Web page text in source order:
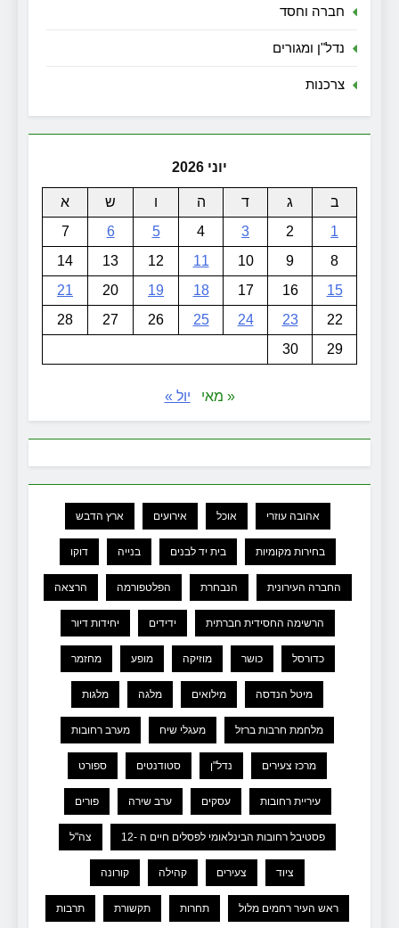
חברה וחסד
נדל"ן ומגורים
צרכנות
יוני 2026
ב ג ד ה ו ש
א
1
2
3
4
5
6
7
8
9
10
11
12
13
14
15
16
17
18
19
20
21
22
23
24
25
26
27
28
29
30
« מאי יול »
אהובה עוזרי אוכל אירועים ארץ הדבש
בחירות מקומיות בית יד לבנים בנייה דוקו
החברה העירונית הנבחרת הפלטפורמה הרצאה
הרשימה החסידית חברתית ידידים יחידות דיור
כדורסל כושר מוזיקה מופע מחזמר
מיטל הנדסה מילואים מלגה מלגות
מלחמת חרבות ברזל מעגלי שיח מערב רחובות
מרכז צעירים נדל"ן סטודנטים ספורט
עיריית רחובות עסקים ערב שירה פורים
פסטיבל רחובות הבינלאומי לפסלים חיים ה -12 צה"ל
ציוד צעירים קהילה קורונה
ראש העיר רחמים מלול תחרות תקשורת תרבות